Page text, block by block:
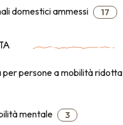
domestici ammessi 17
per persone a mobilità ridotta
mentale 3